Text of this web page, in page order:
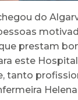
do
prestam
este
tanto